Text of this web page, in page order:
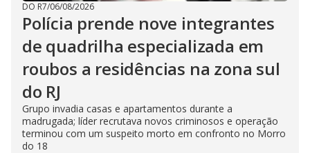
DO R7/06/08/2026
Polícia prende nove integrantes
de quadrilha especializada em
roubos a residências na zona sul
do RJ
Grupo invadia casas e apartamentos durante a
madrugada; líder recrutava novos criminosos e operação
terminou com um suspeito morto em confronto no Morro
do 18